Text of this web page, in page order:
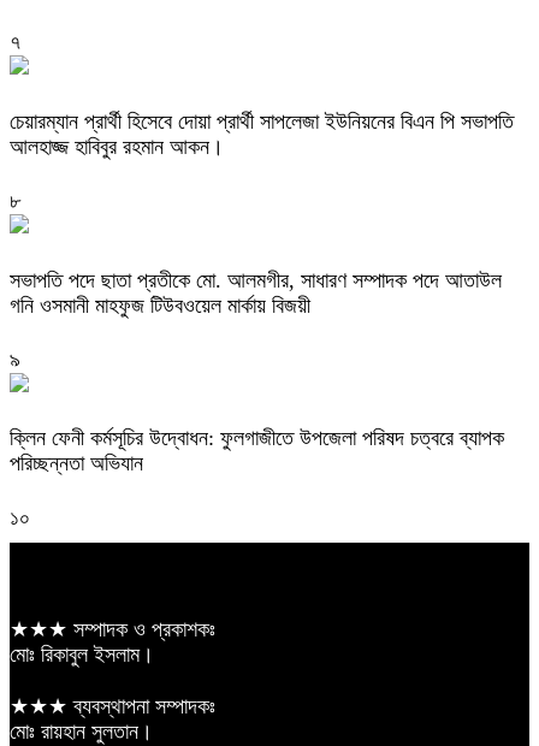
৭
চেয়ারম্যান প্রার্থী হিসেবে দোয়া প্রার্থী সাপলেজা ইউনিয়নের বিএন পি সভাপতি
আলহাজ্জ হাবিবুর রহমান আকন।
৮
সভাপতি পদে ছাতা প্রতীকে মো. আলমগীর, সাধারণ সম্পাদক পদে আতাউল
গনি ওসমানী মাহফুজ টিউবওয়েল মার্কায় বিজয়ী
৯
ক্লিন ফেনী কর্মসূচির উদ্বোধন: ফুলগাজীতে উপজেলা পরিষদ চত্বরে ব্যাপক
পরিচ্ছন্নতা অভিযান
১০
★★★ সম্পাদক ও প্রকাশকঃ
মোঃ রিকাবুল ইসলাম।
★★★ ব্যবস্থাপনা সম্পাদকঃ
মোঃ রায়হান সুলতান।